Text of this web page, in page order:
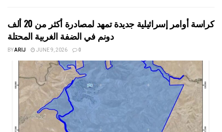
كراسة أوامر إسرائيلية جديدة تمهد لمصادرة أكثر من 20 ألف
دونم في الضفة الغربية المحتلة
BYARIJ JUNE 9, 2026 0